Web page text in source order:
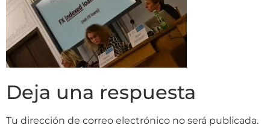
Deja una respuesta
Tu dirección de correo electrónico no será publicada.